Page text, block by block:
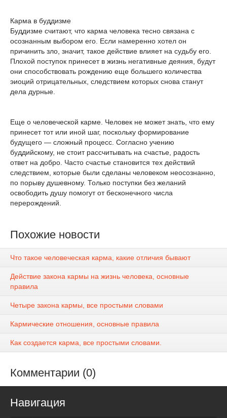
Карма в буддизме
Буддизме считают, что карма человека тесно связана с
осознанным выбором его. Если намеренно хотел он
причинить зло, значит, такое действие влияет на судьбу его.
Плохой поступок принесет в жизнь негативные деяния, будут
они способствовать рождению еще большего количества
эиоций отрицательных, следствием которых снова станут
дела дурные.
Еще о человеческой карме. Человек не может знать, что ему
принесет тот или иной шаг, поскольку формирование
будущего — сложный процесс. Согласно учению
буддийскому, не стоит рассчитывать на счастье, радость
ответ на добро. Часто счастье становится тех действий
следствием, которые были сделаны человеком неосознанно,
по порыву душевному. Только поступки без желаний
освободить душу помогут от бесконечного числа
перерождений.
Похожие новости
Что такое человеческая карма, какие отличия бывают
Действие закона кармы на жизнь человека, основные
правила
Четыре закона кармы, все простыми словами
Кармические отношения, основные правила
Как создается карма, все простыми словами.
Комментарии (0)
Навигация